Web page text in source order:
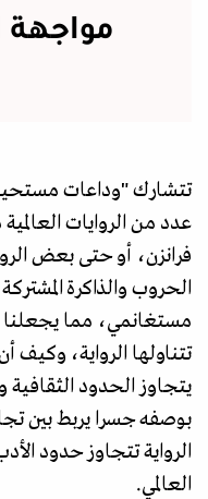
مواجهة
تتشارك "وداعات
عدد من الروايات
فرانزن، أو حتى بعض
الحروب والذاكرة
مستغانمي، مما يجعلنا
تتناولها الرواية،
يتجاوز الحدود
بوصفه جسرا يربط بين
الرواية تتجاوز حدود
العالمي.